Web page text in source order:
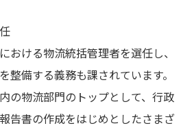
おける物流統括管理者を選任し、
整備する義務も課されています。
の物流部門のトップとして、行政
告書の作成をはじめとしたさまざ